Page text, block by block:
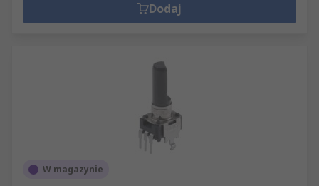
Dodaj
W magazynie